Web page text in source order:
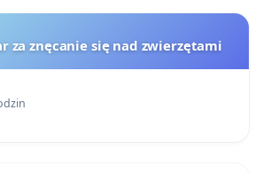
za znęcanie się nad zwierzętami